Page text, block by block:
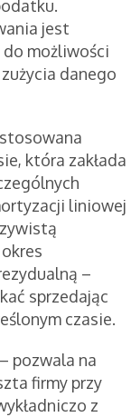
jest
możliwości
danego
która zakłada
liniowej
–
sprzedając
czasie.
pozwala na
firmy przy
z